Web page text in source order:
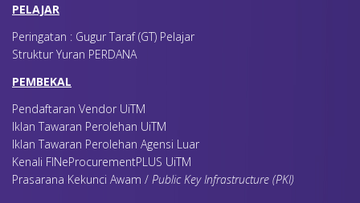
PELAJAR
Peringatan : Gugur Taraf (GT) Pelajar
Struktur Yuran PERDANA
PEMBEKAL
Pendaftaran Vendor UiTM
Iklan Tawaran Perolehan UiTM
Iklan Tawaran Perolehan Agensi Luar
Kenali FINeProcurementPLUS UiTM
Prasarana Kekunci Awam / Public Key Infrastructure (PKI)